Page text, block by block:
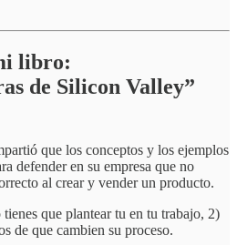
libro:
de Silicon Valley”
que los conceptos y los ejemplos
defender en su empresa que no
al crear y vender un producto.
que plantear tu en tu trabajo, 2)
de que cambien su proceso.